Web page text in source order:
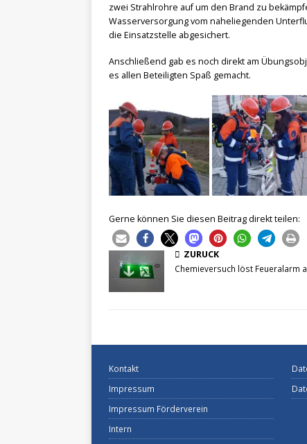
zwei Strahlrohre auf um den Brand zu
Wasserversorgung vom naheliegenden
die Einsatzstelle abgesichert.
Anschließend gab es noch direkt am
es allen Beteiligten Spaß gemacht.
Gerne können Sie diesen Beitrag direkt teilen:
ZURÜCK
Chemieversuch löst Feueralarm
Kontakt
Impressum
Impressum Förderverein
Intern